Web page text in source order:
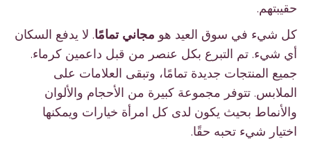
حقيبتهم.
كل شيء في سوق العيد هومجاني تمامًا. لا يدفع السكان
أي شيء. تم التبرع بكل عنصر من قبل داعمين كرماء.
جميع المنتجات جديدة تمامًا، وتبقى العلامات على
الملابس. تتوفر مجموعة كبيرة من الأحجام والألوان
والأنماط بحيث يكون لدى كل امرأة خيارات ويمكنها
اختيار شيء تحبه حقًا.